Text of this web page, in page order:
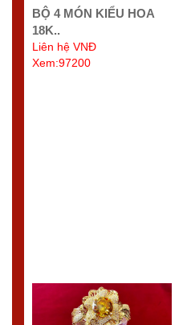
BỘ 4 MÓN KIỂU HOA
18K..
Liên hệ VNĐ
Xem:97200